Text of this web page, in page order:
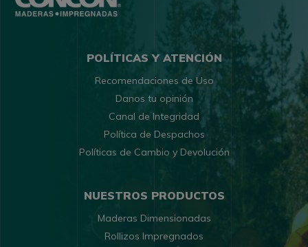
POLÍTICAS Y ATENCIÓN
Recomendaciones de Uso
Danos tu opinión
Canal de Integridad
Política de Despachos
Políticas de Cambio y Devolución
NUESTROS PRODUCTOS
Maderas Dimensionadas
Rollizos Impregnados